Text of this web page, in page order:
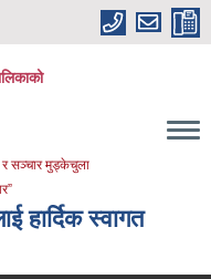
र सञ्चार मुड्केचुला
हार्दिक स्वागत